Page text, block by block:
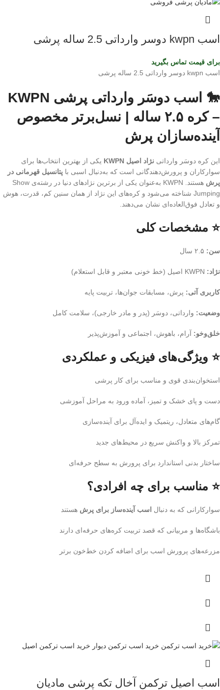
اسب kwpn دوسر وارداتی 2.5 ساله پرشی
برای قیمت تماس بگیرید
اسب kwpn دوسر وارداتی 2.5 ساله پرشی
🐎 اسب دوسَر وارداتی پرشی KWPN
– کره ۲.۵ ساله | نسل‌برتر مخصوص
آینده‌سازان پرش
این کره دوسَر وارداتی نژاد اصیل KWPN
یکی از بهترین انتخاب‌ها برای
سوارکاران و پرورش‌دهندگانی است که به‌دنبال اسبی با پتانسیل قهرمانی در
پرش
هستند. KWPN به‌عنوان یکی از برترین نژادهای دنیا در رشته‌ی Show
Jumping شناخته می‌شود و کره‌های این نژاد از همان سنین کم، قدرت، هوش
و تعادل فوق‌العاده‌ای نشان می‌دهند.
⭐ مشخصات کلی
سن:
نژاد:
کاربری آتی: پرش، مسابقات جوان‌ها، تربیت پایه
وضعیت: وارداتی، دوسَر (پدر و مادر خارجی)، سلامت کامل
خلق‌وخو: آرام، باهوش، اجتماعی و آموزش‌پذیر
⭐ ویژگی‌های فیزیکی و عملکردی
استخوان‌بندی قوی و مناسب برای کار پرشی
دست و پای خشک و تمیز، آماده ورود به مراحل آموزشی
گام‌های متعادل، ریتمیک و ایده‌آل برای آینده‌سازی
تمرکز بالا و واکنش سریع در محیط‌های جدید
ساختار بدنی استاندارد برای پرورش به سطح حرفه‌ای
⭐ مناسب برای چه افرادی؟
سوارکارانی که به دنبال اسب آینده‌ساز برای پرش هستند
باشگاه‌ها و مربیانی که قصد تربیت کره‌های حرفه‌ای دارند
مزرعه‌های پرورش اسب برای اضافه کردن خط‌خون برتر
اسب اصیل ترکمن آخال تکه پرشی مادیان